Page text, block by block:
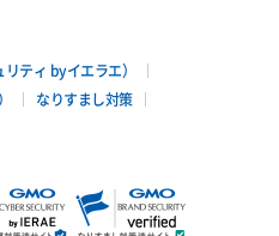
ティ byイエラエ）
なりすまし対策